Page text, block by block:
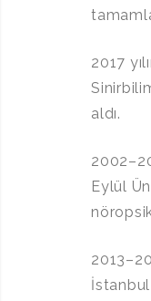
2017
aldı.
Eylül